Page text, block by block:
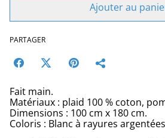
Ajouter au
PARTAGER
Fait main.
Matériaux : plaid 100 % coton,
Dimensions : 100 cm x 180 cm.
Coloris : Blanc à rayures